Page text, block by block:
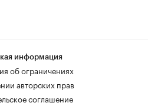
информация
об ограничениях
авторских прав
соглашение